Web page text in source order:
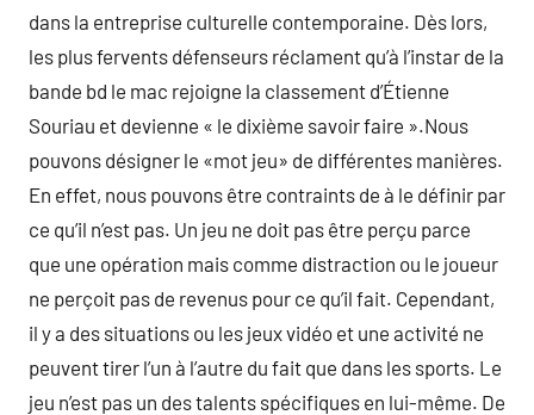
dans la entreprise culturelle contemporaine. Dès lors,
les plus fervents défenseurs réclament qu’à l’instar de la
bande bd le mac rejoigne la classement d’Étienne
Souriau et devienne « le dixième savoir faire ».Nous
pouvons désigner le «mot jeu» de différentes manières.
En effet, nous pouvons être contraints de à le définir par
ce qu’il n’est pas. Un jeu ne doit pas être perçu parce
que une opération mais comme distraction ou le joueur
ne perçoit pas de revenus pour ce qu’il fait. Cependant,
il y a des situations ou les jeux vidéo et une activité ne
peuvent tirer l’un à l’autre du fait que dans les sports. Le
jeu n’est pas un des talents spécifiques en lui-même. De